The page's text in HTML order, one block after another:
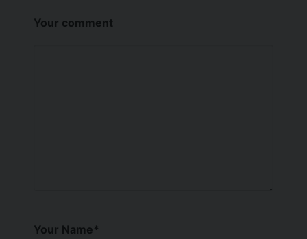
Your comment
Your Name*